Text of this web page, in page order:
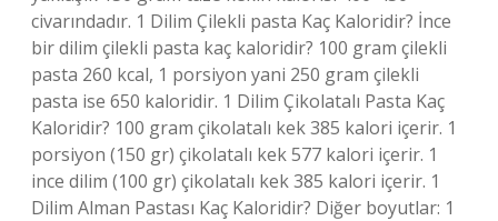
civarındadır. 1 Dilim Çilekli pasta Kaç Kaloridir? İnce
bir dilim çilekli pasta kaç kaloridir? 100 gram çilekli
pasta 260 kcal, 1 porsiyon yani 250 gram çilekli
pasta ise 650 kaloridir. 1 Dilim Çikolatalı Pasta Kaç
Kaloridir? 100 gram çikolatalı kek 385 kalori içerir. 1
porsiyon (150 gr) çikolatalı kek 577 kalori içerir. 1
ince dilim (100 gr) çikolatalı kek 385 kalori içerir. 1
Dilim Alman Pastası Kaç Kaloridir? Diğer boyutlar: 1